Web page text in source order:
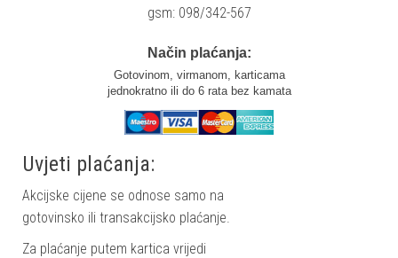
gsm: 098/342-567
Način plaćanja:
Gotovinom, virmanom, karticama
jednokratno ili do 6 rata bez kamata
Uvjeti plaćanja:
Akcijske cijene se odnose samo na
gotovinsko ili transakcijsko plaćanje.
Za plaćanje putem kartica vrijedi